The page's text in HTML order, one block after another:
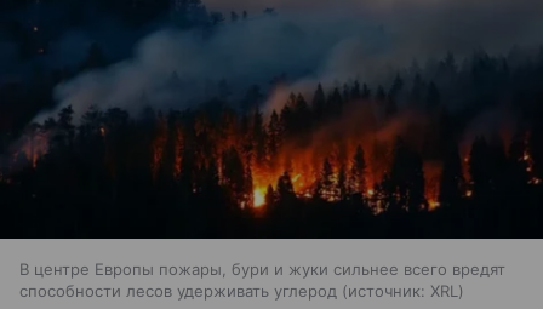
В центре Европы пожары, бури и жуки сильнее всего вредят
способности лесов удерживать углерод
источник: XRL